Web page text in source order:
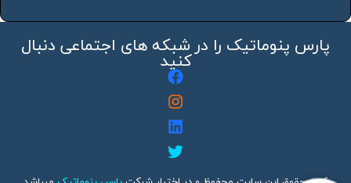
پارس پنوماتیک را در شبکه های اجتماعی دنبال
کنید